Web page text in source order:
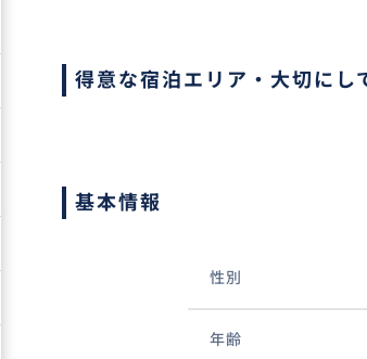
得意な宿泊エリア・大切にし
基本情報
性別
年齢